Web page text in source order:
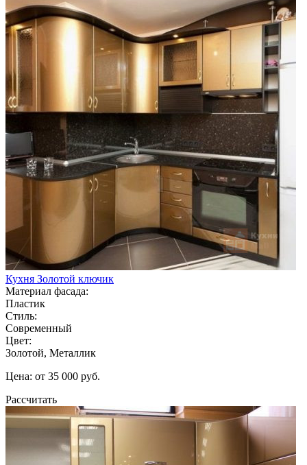
Кухня Золотой ключик
Материал фасада:
Пластик
Стиль:
Современный
Цвет:
Золотой, Металлик
Цена: от 35 000 руб.
Рассчитать